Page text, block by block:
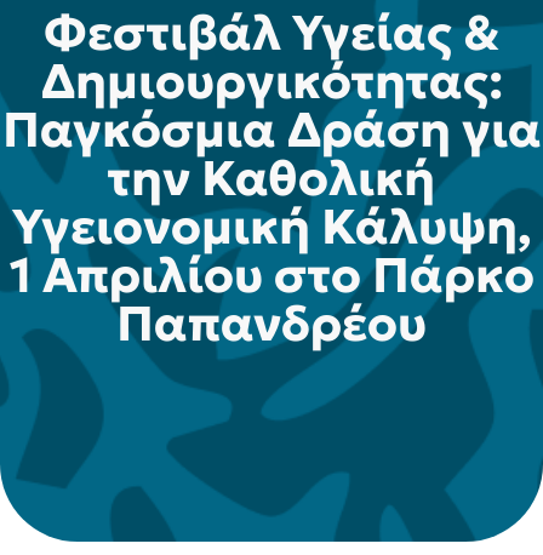
Φεστιβάλ Υγείας &
Δημιουργικότητας:
Παγκόσμια Δράση για
την Καθολική
Υγειονομική Κάλυψη,
1 Απριλίου στο Πάρκο
Παπανδρέου